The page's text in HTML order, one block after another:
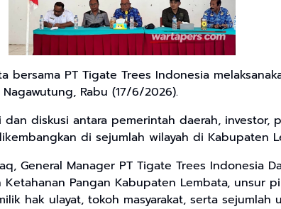
bersama PT Tigate Trees Indonesia
Rabu (17/6/2026).
diskusi antara pemerintah daerah,
di sejumlah wilayah di Kabupaten
General Manager PT Tigate Trees Indonesia
Pangan Kabupaten Lembata, unsur
hak ulayat, tokoh masyarakat, serta sejumlah